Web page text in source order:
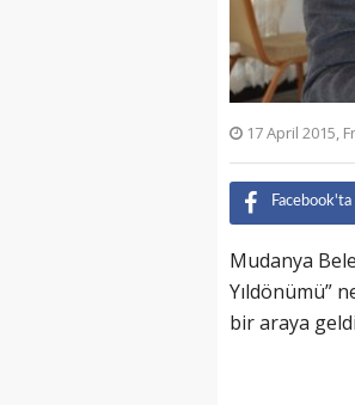
17 April 2015,
Facebook'ta
Mudanya
Yıldönümü”
bir araya